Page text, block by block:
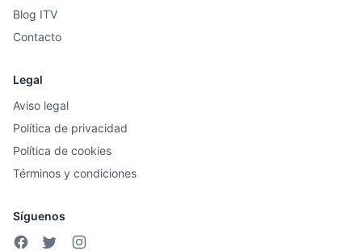
Blog ITV
Contacto
Legal
Aviso legal
Política de privacidad
Política de cookies
Términos y condiciones
Síguenos